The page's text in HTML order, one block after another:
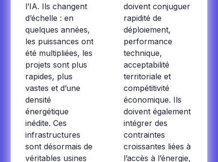
l’IA. Ils changent
d’échelle : en
quelques années,
les puissances ont
été multipliées, les
projets sont plus
rapides, plus
vastes et d’une
densité
énergétique
inédite. Ces
infrastructures
sont désormais de
véritables usines
doivent conjuguer
rapidité de
déploiement,
performance
technique,
acceptabilité
territoriale et
compétitivité
économique. Ils
doivent également
intégrer des
contraintes
croissantes liées à
l’accès à l’énergie,